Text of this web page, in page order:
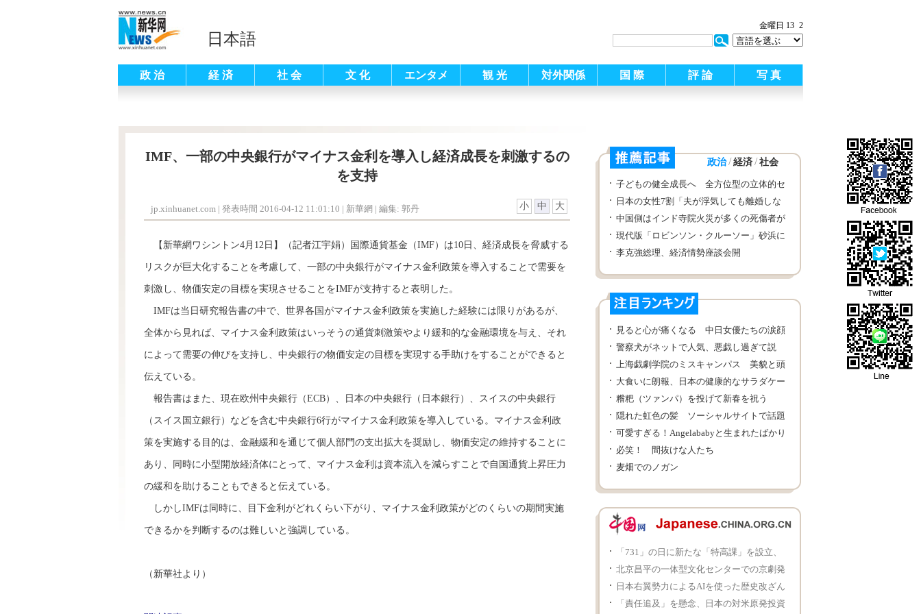
日本語
金曜日 13 2
政 治 経 済 社 会 文 化 エンタメ 観 光 対外関係 国 際 評 論 写 真
IMF、一部の中央銀行がマイナス金利を導入し経済成長を刺激するの
を支持
jp.xinhuanet.com | 発表時間 2016-04-12 11:01:10 | 新華網 | 編集: 郭丹 小 中 大
【新華網ワシントン4月12日】（記者江宇娟）国際通貨基金（IMF）は10日、経済成長を脅威する
リスクが巨大化することを考慮して、一部の中央銀行がマイナス金利政策を導入することで需要を
刺激し、物価安定の目標を実現させることをIMFが支持すると表明した。
IMFは当日研究報告書の中で、世界各国がマイナス金利政策を実施した経験には限りがあるが、
全体から見れば、マイナス金利政策はいっそうの通貨刺激策やより緩和的な金融環境を与え、それ
によって需要の伸びを支持し、中央銀行の物価安定の目標を実現する手助けをすることができると
伝えている。
報告書はまた、現在欧州中央銀行（ECB）、日本の中央銀行（日本銀行）、スイスの中央銀行
（スイス国立銀行）などを含む中央銀行6行がマイナス金利政策を導入している。マイナス金利政
策を実施する目的は、金融緩和を通じて個人部門の支出拡大を奨励し、物価安定の維持することに
あり、同時に小型開放経済体にとって、マイナス金利は資本流入を減らすことで自国通貨上昇圧力
の緩和を助けることもできると伝えている。
しかしIMFは同時に、目下金利がどれくらい下がり、マイナス金利政策がどのくらいの期間実施
できるかを判断するのは難しいと強調している。
（新華社より）
政治 / 経済 / 社会
子どもの健全成長へ 全方位型の立体的セ
ーフティネットを
日本の女性7割「夫が浮気しても離婚しな
い」
中国側はインド寺院火災が多くの死傷者が
出たことに同情と慰問を表す
現代版「ロビンソン・クルーソー」砂浜に
書いた文字が米軍に発見され、救助される
李克強総理、経済情勢座談会開
見ると心が痛くなる 中日女優たちの涙顔
警察犬がネットで人気、悪戯し過ぎて説
教？
上海戯劇学院のミスキャンパス 美貌と頭
脳が兼備
大食いに朗報、日本の健康的なサラダケー
キ
糌粑（ツァンパ）を投げて新春を祝う
隠れた虹色の髪 ソーシャルサイトで話題
に
可愛すぎる！Angelababyと生まれたばかり
の子猫のツーショット
必笑！ 間抜けな人たち
麦畑でのノガン